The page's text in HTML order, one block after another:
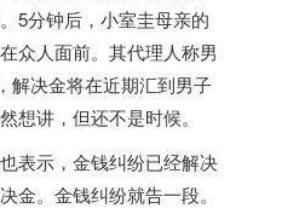
5分钟后，小室圭母亲的
众人面前。其代理人称男
解决金将在近期汇到男子
想讲，但还不是时候。
示，金钱纠纷已经解决
金。金钱纠纷就告一段。